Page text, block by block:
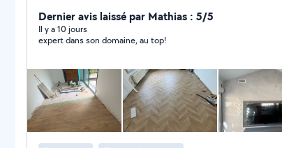
aménagement intérieur, nous accompagnons
particuliers et professionnels pour des travaux
et de qualité.
Dernier avis laissé par Mathias : 5/5
Il y a 10 jours
expert dans son domaine, au top!